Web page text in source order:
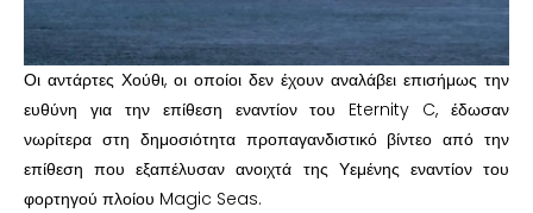
Οι αντάρτες Χούθι, οι οποίοι δεν έχουν αναλάβει επισήμως την
ευθύνη για την επίθεση εναντίον του Eternity C, έδωσαν
νωρίτερα στη δημοσιότητα προπαγανδιστικό βίντεο από την
επίθεση που εξαπέλυσαν ανοιχτά της Υεμένης εναντίον του
φορτηγού πλοίου Magic Seas.